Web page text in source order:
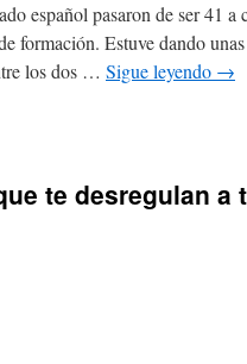
español pasaron de ser 41 a
formación. Estuve dando
los dos … Sigue leyendo →
te desregulan a